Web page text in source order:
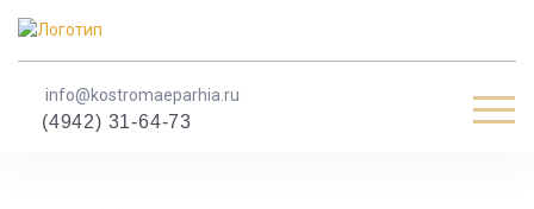
info@kostromaeparhia.ru
(4942) 31-64-73